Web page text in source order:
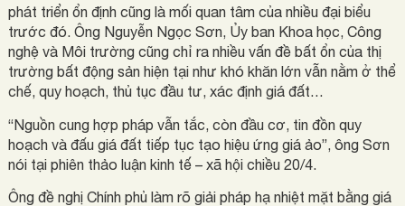
phát triển ổn định cũng là mối quan tâm của nhiều đại biểu
trước đó. Ông Nguyễn Ngọc Sơn, Ủy ban Khoa học, Công
nghệ và Môi trường cũng chỉ ra nhiều vấn đề bất ổn của thị
trường bất động sản hiện tại như khó khăn lớn vẫn nằm ở thể
chế, quy hoạch, thủ tục đầu tư, xác định giá đất…
“Nguồn cung hợp pháp vẫn tắc, còn đầu cơ, tin đồn quy
hoạch và đấu giá đất tiếp tục tạo hiệu ứng giá ảo”, ông Sơn
nói tại phiên thảo luận kinh tế – xã hội chiều 20/4.
Ông đề nghị Chính phủ làm rõ giải pháp hạ nhiệt mặt bằng giá